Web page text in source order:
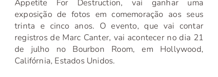
Appetite For Destruction, vai ganhar uma
exposição de fotos em comemoração aos seus
trinta e cinco anos. O evento, que vai contar
registros de Marc Canter, vai acontecer no dia 21
de julho no Bourbon Room, em Hollywood,
Califórnia, Estados Unidos.